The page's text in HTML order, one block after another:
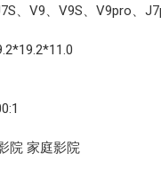
、V9、V9S、V9pro、
院 家庭影院